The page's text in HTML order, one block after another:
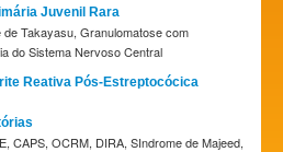
Juvenil Rara
de Takayasu, Granulomatose com
do Sistema Nervoso Central
Reativa Pós-Estreptocócica
CAPS, OCRM, DIRA, SIndrome de Majeed,